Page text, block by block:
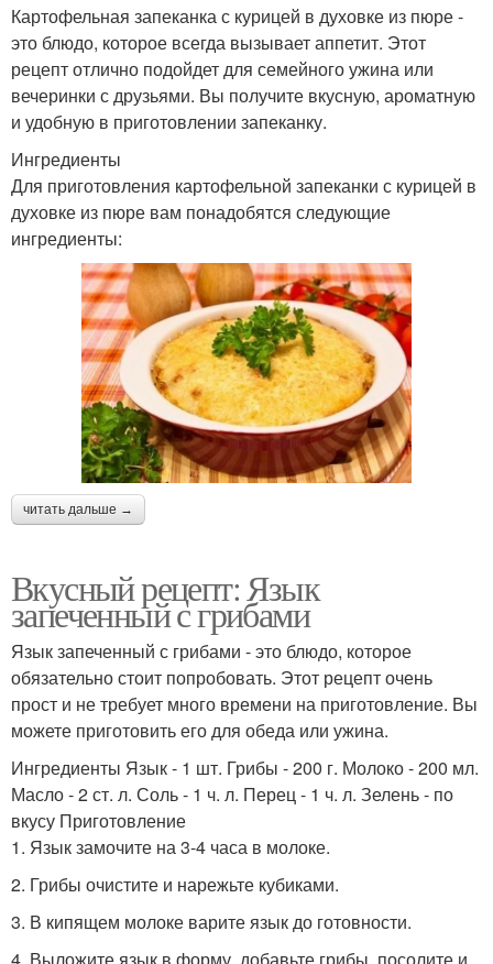
Картофельная запеканка с курицей в духовке из пюре -
это блюдо, которое всегда вызывает аппетит. Этот
рецепт отлично подойдет для семейного ужина или
вечеринки с друзьями. Вы получите вкусную, ароматную
и удобную в приготовлении запеканку.
Ингредиенты
Для приготовления картофельной запеканки с курицей в
духовке из пюре вам понадобятся следующие
ингредиенты:
читать дальше →
Вкусный рецепт: Язык
запеченный с грибами
Язык запеченный с грибами - это блюдо, которое
обязательно стоит попробовать. Этот рецепт очень
прост и не требует много времени на приготовление. Вы
можете приготовить его для обеда или ужина.
Ингредиенты Язык - 1 шт. Грибы - 200 г. Молоко - 200 мл.
Масло - 2 ст. л. Соль - 1 ч. л. Перец - 1 ч. л. Зелень - по
вкусу Приготовление
1. Язык замочите на 3-4 часа в молоке.
2. Грибы очистите и нарежьте кубиками.
3. В кипящем молоке варите язык до готовности.
4. Выложите язык в форму, добавьте грибы, посолите и